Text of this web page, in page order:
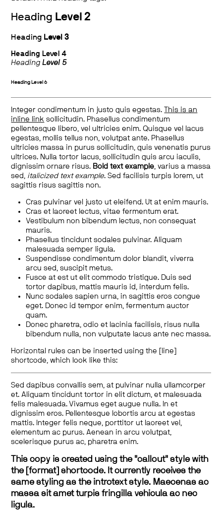
Heading Level 2
Heading Level 3
Heading Level 4
HeadingLevel 5
Heading Level 6
Integer condimentum in justo quis egestas.
This is an
inline link sollicitudin. Phasellus condimentum
pellentesque libero, vel ultricies enim. Quisque vel lacus
egestas, mollis tellus non, volutpat ante. Phasellus
ultricies massa in purus sollicitudin, quis venenatis purus
ultrices. Nulla tortor lacus, sollicitudin quis arcu iaculis,
dignissim ornare risus. Bold text example, varius a massa
sed, italicized text example. Sed facilisis turpis lorem, ut
sagittis risus sagittis non.
Cras pulvinar vel justo ut eleifend. Ut at enim mauris.
Cras et laoreet lectus, vitae fermentum erat.
Vestibulum non bibendum lectus, non consequat
mauris.
Phasellus tincidunt sodales pulvinar. Aliquam
malesuada semper ligula.
Suspendisse condimentum dolor blandit, viverra
arcu sed, suscipit metus.
Fusce at est ut elit commodo tristique. Duis sed
tortor dapibus, mattis mauris id, interdum felis.
Nunc sodales sapien urna, in sagittis eros congue
eget. Donec id tempor enim, fermentum auctor
quam.
Donec pharetra, odio et lacinia facilisis, risus nulla
bibendum nulla, non vulputate lacus ante nec massa.
Horizontal rules can be inserted using the [line]
shortcode, which look like this:
Sed dapibus convallis sem, at pulvinar nulla ullamcorper
et. Aliquam tincidunt tortor in elit dictum, et malesuada
felis malesuada. Vivamus eget augue nulla. In et
dignissim eros. Pellentesque lobortis arcu at egestas
mattis. Integer felis neque, porttitor ut laoreet vel,
elementum ac purus. Aenean in arcu volutpat,
scelerisque purus ac, pharetra enim.
This copy is created using the "callout" style with
the [format] shortcode. It currently receives the
same styling as the introtext style. Maecenas ac
massa sit amet turpis fringilla vehicula ac nec
ligula.